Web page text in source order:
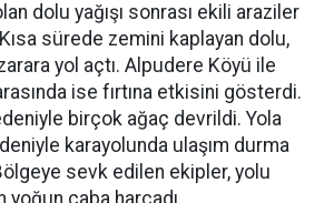
dolu yağışı sonrası ekili araziler
sürede zemini kaplayan dolu,
yol açtı. Alpudere Köyü ile
ise fırtına etkisini gösterdi.
birçok ağaç devrildi. Yola
karayolunda ulaşım durma
sevk edilen ekipler, yolu
çaba harcadı.